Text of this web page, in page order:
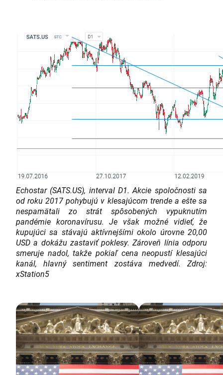
Echostar (SATS.US), interval D1. Akcie spoločnosti sa
od roku 2017 pohybujú v klesajúcom trende a ešte sa
nespamätali zo strát spôsobených vypuknutím
pandémie koronavírusu. Je však možné vidieť, že
kupujúci sa stávajú aktívnejšími okolo úrovne 20,00
USD a dokážu zastaviť poklesy. Zároveň línia odporu
smeruje nadol, takže pokiaľ cena neopustí klesajúci
kanál, hlavný sentiment zostáva medvedí. Zdroj:
xStation5